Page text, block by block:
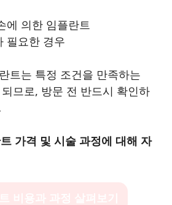
에 의한 임플란트
필요한 경우
트는 특정 조건을 만족하는
므로, 방문 전 반드시 확인하
가격 및 시술 과정에 대해 자